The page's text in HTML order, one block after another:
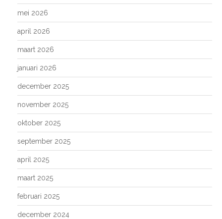
mei 2026
april 2026
maart 2026
januari 2026
december 2025
november 2025
oktober 2025
september 2025
april 2025
maart 2025
februari 2025
december 2024